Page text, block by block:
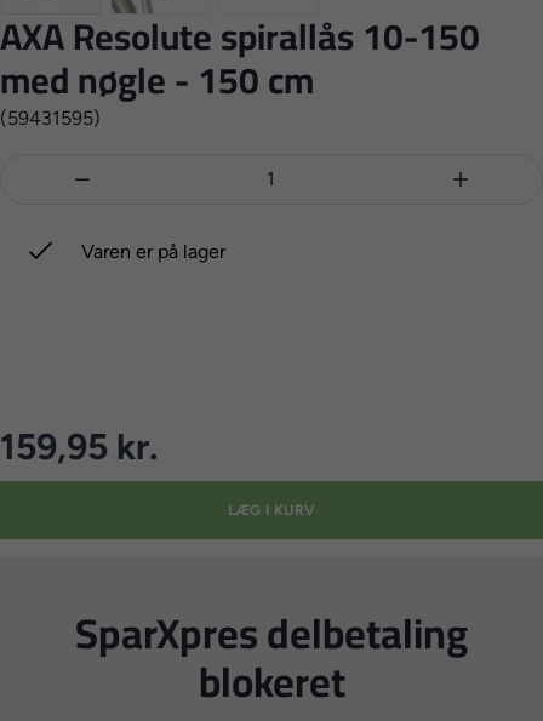
AXA Resolute spirallås 10-150
med nøgle - 150 cm
(59431595)
 
 Varen er på lager
159,95 kr.
LÆG I KURV
SparXpres delbetaling
blokeret